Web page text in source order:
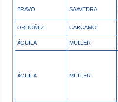
BRAVO SAAVEDRA
ORDOÑEZ CARCAMO
ÁGUILA MULLER
ÁGUILA MULLER